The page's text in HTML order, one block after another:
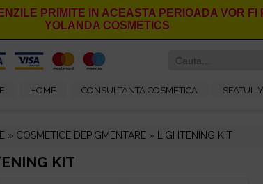
PRIMITE IN ACEASTA PERIOADA VOR
YOLANDA COSMETICS
HOME CONSULTANTA COSMETICA SFATUL
» COSMETICE DEPIGMENTARE » LIGHTENING KIT
KIT